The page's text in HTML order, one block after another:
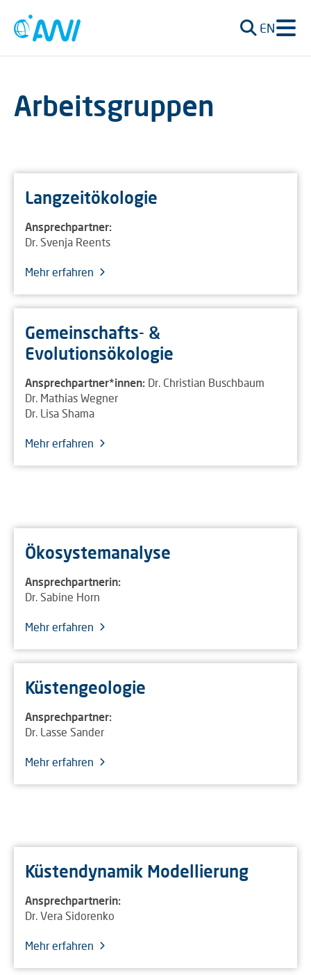
EN
Arbeitsgruppen
Langzeitökologie
Ansprechpartner:
Dr. Svenja Reents
Mehr erfahren
Gemeinschafts- &
Evolutionsökologie
Ansprechpartner*innen: Dr. Christian Buschbaum
Dr. Mathias Wegner
Dr. Lisa Shama
Mehr erfahren
Ökosystemanalyse
Ansprechpartnerin:
Dr. Sabine Horn
Mehr erfahren
Küstengeologie
Ansprechpartner:
Dr. Lasse Sander
Mehr erfahren
Küstendynamik Modellierung
Ansprechpartnerin:
Dr. Vera Sidorenko
Mehr erfahren